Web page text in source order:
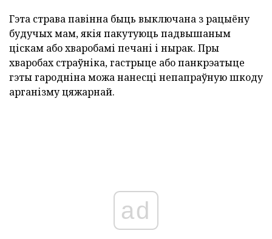
Гэта страва павінна быць выключана з рацыёну
будучых мам, якія пакутуюць падвышаным
ціскам або хваробамі печані і нырак. Пры
хваробах страўніка, гастрыце або панкрэатыце
гэты гародніна можа нанесці непапраўную шкоду
арганізму цяжарнай.
ad